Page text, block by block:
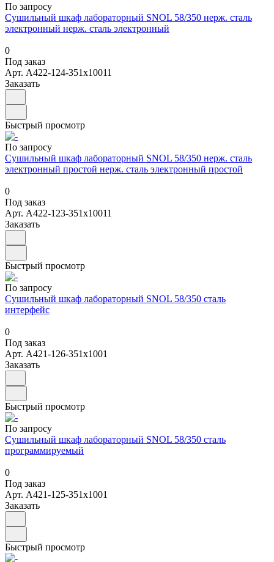
По запросу
Сушильный шкаф лабораторный SNOL 58/350 нерж. сталь
электронный нерж. сталь электронный
0
Под заказ
Арт. А422-124-351х10011
Заказать
Быстрый просмотр
По запросу
Сушильный шкаф лабораторный SNOL 58/350 нерж. сталь
электронный простой нерж. сталь электронный простой
0
Под заказ
Арт. А422-123-351х10011
Заказать
Быстрый просмотр
По запросу
Сушильный шкаф лабораторный SNOL 58/350 сталь
интерфейс
0
Под заказ
Арт. А421-126-351х1001
Заказать
Быстрый просмотр
По запросу
Сушильный шкаф лабораторный SNOL 58/350 сталь
программируемый
0
Под заказ
Арт. А421-125-351х1001
Заказать
Быстрый просмотр